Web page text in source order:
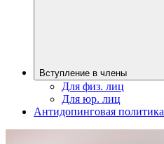
Вступление в члены
Для физ. лиц
Для юр. лиц
Антидопинговая политика